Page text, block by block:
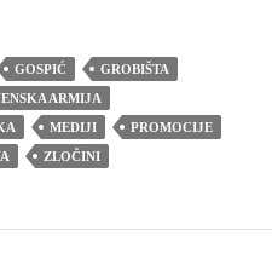
GOSPIĆ
GROBIŠTA
ARMIJA
MEDIJI
PROMOCIJE
ZLOČINI